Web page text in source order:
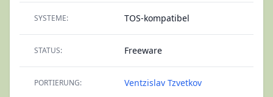
SYSTEME: TOS-kompatibel
STATUS: Freeware
PORTIERUNG: Ventzislav Tzvetkov